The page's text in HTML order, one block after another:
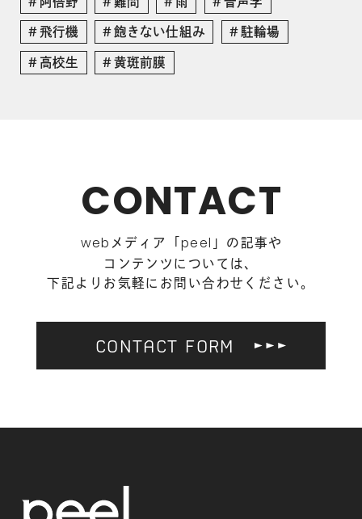
飛行機 飽きない仕組み 駐輪場
高校生 黄斑前膜
CONTACT
web メディア「 peel 」の記事や
コンテンツについては、
下記よりお気軽にお問い合わせください。
CONTACT FORM